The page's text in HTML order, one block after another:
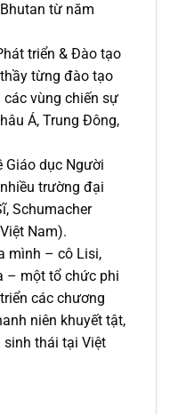
từ năm
triển & Đào tạo
từng đào tạo
vùng chiến sự
Á, Trung Đông,
Giáo dục Người
trường đại
Schumacher
Nam).
mình – cô Lisi,
– một tổ chức phi
các chương
niên khuyết tật,
thái tại Việt